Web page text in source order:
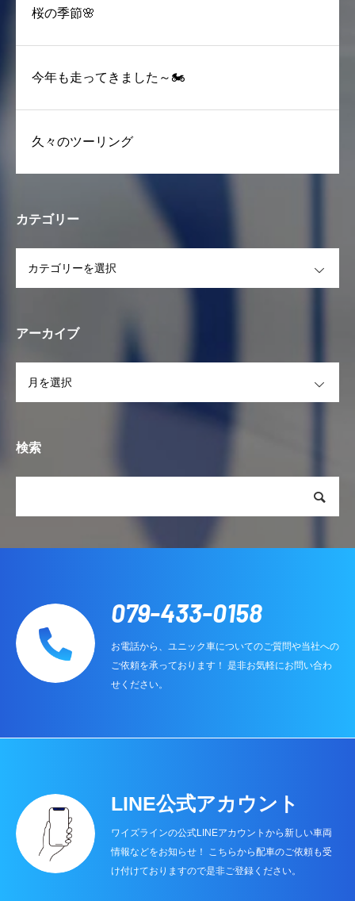
桜の季節🌸
今年も走ってきました～🏍
久々のツーリング
カテゴリー
アーカイブ
検索
079-433-0158
お電話から、ユニック車についてのご質問や当社への
ご依頼を承っております！ 是非お気軽にお問い合わ
せください。
LINE公式アカウント
ワイズラインの公式LINEアカウントから新しい車両
情報などをお知らせ！ こちらから配車のご依頼も受
け付けておりますので是非ご登録ください。